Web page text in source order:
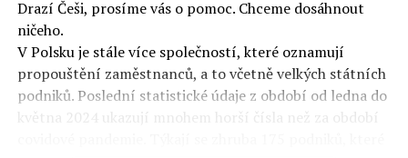
Tusk tvrdil, že za vlády dnešní opozice se nelegálně
prodalo 600 000 víz do Polska. Byla na to dokonce
vytvořena parlamentní vyšetřovací komise, která přišla
ale pouze na to, že 220 víz do Polska bylo
prostřednictvím úplatků uspíšeno, tedy že víza byla
Drazí Češi, prosíme vás o pomoc. Chceme dosáhnout
ničeho.
V Polsku je stále více společností, které oznamují
propouštění zaměstnanců, a to včetně velkých státních
podniků. Poslední statistické údaje z období od ledna do
května 2024 ukazují mnohem horší čísla než za období